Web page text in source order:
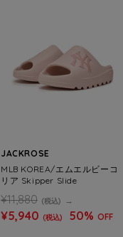
JACKROSE
MLB KOREA/エムエルビーコ
リア Skipper Slide
¥11,880 (税込)
¥5,940 (税込) 50% OFF